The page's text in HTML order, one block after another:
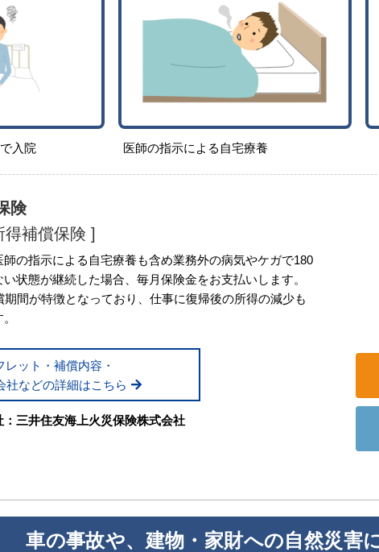
入院 医師の指示による自宅療養
険
得補償保険 ]
師の指示による自宅療養も含め業務外の病気やケガで180
状態が継続した場合、毎月保険金をお支払いします。
間が特徴となっており、仕事に復帰後の所得の減少も
レット・補償内容・
社などの詳細はこちら
：三井住友海上火災保険株式会社
車の事故や、建物・家財への自然災害